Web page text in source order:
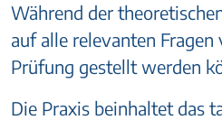
Während der
auf alle relevanten
Prüfung gestellt werden
Die Praxis beinhaltet das